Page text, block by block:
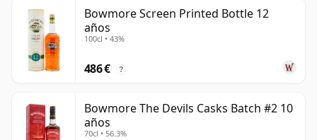
Bowmore Screen Printed Bottle 12
años
100cl • 43%
486 € ?
Bowmore The Devils Casks Batch #2 10
años
70cl • 56.3%